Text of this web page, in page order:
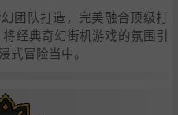
团队打造，完美融合顶级打
经典奇幻街机游戏的氛围引
式冒险当中。